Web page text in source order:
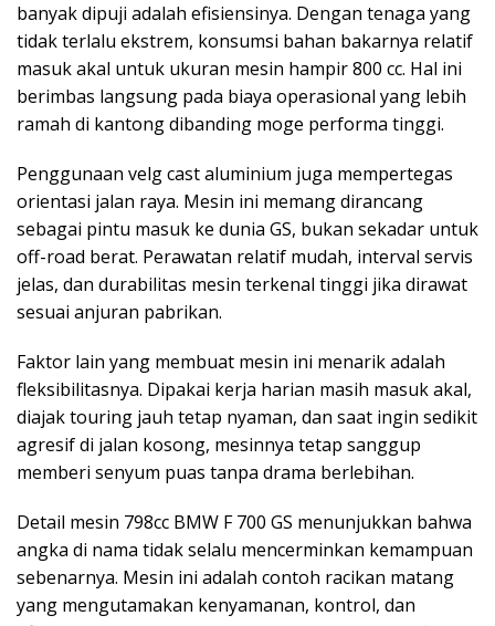
banyak dipuji adalah efisiensinya. Dengan tenaga yang
tidak terlalu ekstrem, konsumsi bahan bakarnya relatif
masuk akal untuk ukuran mesin hampir 800 cc. Hal ini
berimbas langsung pada biaya operasional yang lebih
ramah di kantong dibanding moge performa tinggi.
Penggunaan velg cast aluminium juga mempertegas
orientasi jalan raya. Mesin ini memang dirancang
sebagai pintu masuk ke dunia GS, bukan sekadar untuk
off-road berat. Perawatan relatif mudah, interval servis
jelas, dan durabilitas mesin terkenal tinggi jika dirawat
sesuai anjuran pabrikan.
Faktor lain yang membuat mesin ini menarik adalah
fleksibilitasnya. Dipakai kerja harian masih masuk akal,
diajak touring jauh tetap nyaman, dan saat ingin sedikit
agresif di jalan kosong, mesinnya tetap sanggup
memberi senyum puas tanpa drama berlebihan.
Detail mesin 798cc BMW F 700 GS menunjukkan bahwa
angka di nama tidak selalu mencerminkan kemampuan
sebenarnya. Mesin ini adalah contoh racikan matang
yang mengutamakan kenyamanan, kontrol, dan